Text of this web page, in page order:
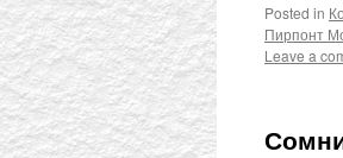
Posted in
Пирпонт
Leave a